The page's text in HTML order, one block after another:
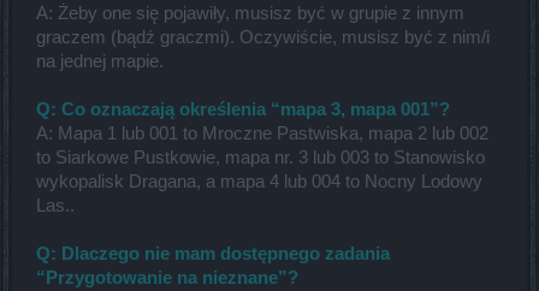
A: Żeby one się pojawiły, musisz być w grupie z innym
graczem (bądź graczmi). Oczywiście, musisz być z nim/i
na jednej mapie.
Q: Co oznaczają określenia “mapa 3, mapa 001”?
A: Mapa 1 lub 001 to Mroczne Pastwiska, mapa 2 lub 002
to Siarkowe Pustkowie, mapa nr. 3 lub 003 to Stanowisko
wykopalisk Dragana, a mapa 4 lub 004 to Nocny Lodowy
Las..
Q: Dlaczego nie mam dostępnego zadania
“Przygotowanie na nieznane”?